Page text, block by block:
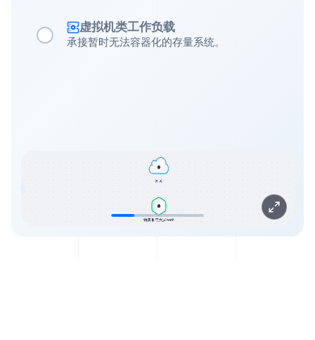
虚拟机类工作负载
承接暂时无法容器化的存量系统。